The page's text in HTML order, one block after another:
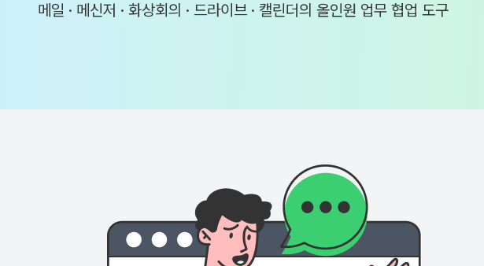
메일 · 메신저 · 화상회의 · 드라이브 · 캘린더의 올인원 업무 협업 도구